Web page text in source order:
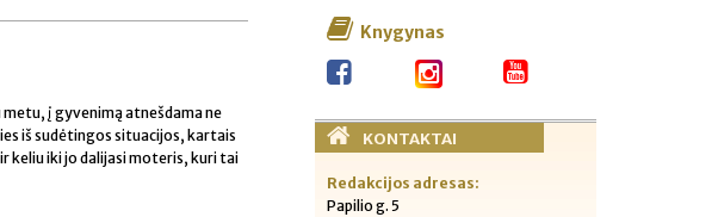
į gyvenimą atnešdama ne
iš sudėtingos situacijos, kartais
keliu iki jo dalijasi moteris, kuri tai
Knygynas
KONTAKTAI
Redakcijos adresas:
Papilio g. 5